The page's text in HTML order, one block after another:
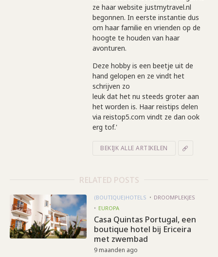
ze haar website justmytravel.nl
begonnen. In eerste instantie dus
om haar familie en vrienden op de
hoogte te houden van haar
avonturen.
Deze hobby is een beetje uit de
hand gelopen en ze vindt het
schrijven zo
leuk dat het nu steeds groter aan
het worden is. Haar reistips delen
via reistop5.com vindt ze dan ook
erg tof.'
BEKIJK ALLE ARTIKELEN
RELATED POSTS
(BOUTIQUE)HOTELS
DROOMPLEKJES
EUROPA
Casa Quintas Portugal, een
boutique hotel bij Ericeira
met zwembad
9 maanden ago